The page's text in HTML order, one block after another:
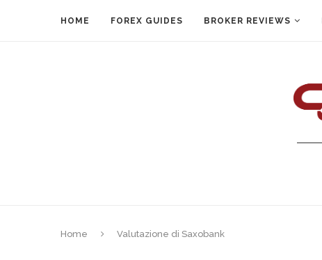
HOME FOREX GUIDES BROKER REVIEWS
Home Valutazione di Saxobank